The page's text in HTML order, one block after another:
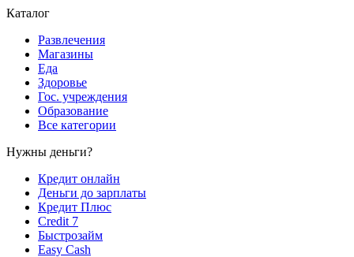
Каталог
Развлечения
Магазины
Еда
Здоровье
Гос. учреждения
Образование
Все категории
Нужны деньги?
Кредит онлайн
Деньги до зарплаты
Кредит Плюс
Credit 7
Быстрозайм
Easy Cash